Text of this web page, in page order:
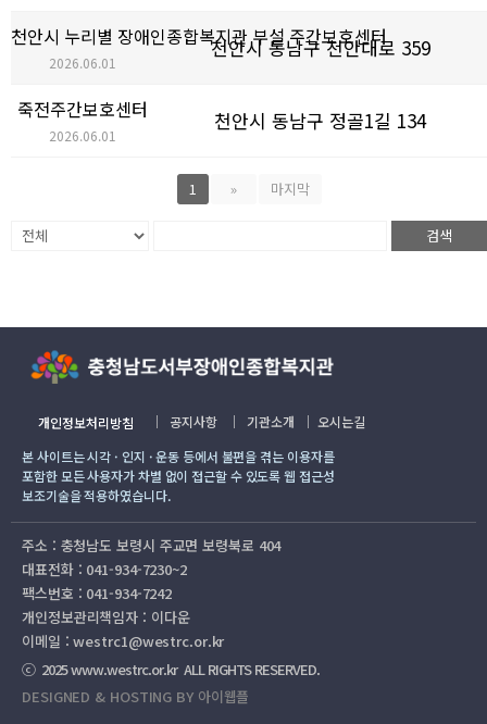
천안시 누리별 장애인종합복지관 부설 주간보호센터
2026.06.01
천안시 동남구 천안대로 359
죽전주간보호센터
2026.06.01
천안시 동남구 정골1길 134
1 » 마지막
검색
개인정보처리방침 ｜ 공지사항 ｜ 기관소개 ｜ 오시는길
본 사이트는 시각 · 인지 · 운동 등에서 불편을 겪는 이용자를
포함한 모든 사용자가 차별 없이 접근할 수 있도록 웹 접근성
보조기술을 적용하였습니다.
주소 : 충청남도 보령시 주교면 보령북로 404
대표전화 : 041-934-7230~2
팩스번호 : 041-934-7242
개인정보관리책임자 : 이다운
이메일 : westrc1@westrc.or.kr
ⓒ 2025 www.westrc.or.kr ALL RIGHTS RESERVED.
DESIGNED & HOSTING BY 아이웹플